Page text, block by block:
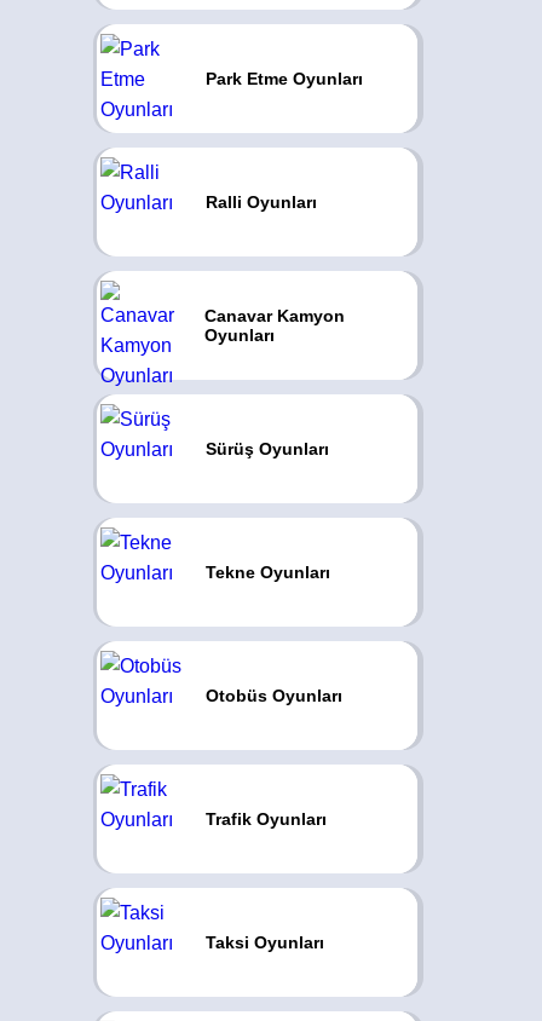
Park Etme Oyunları
Ralli Oyunları
Canavar Kamyon
Oyunları
Sürüş Oyunları
Tekne Oyunları
Otobüs Oyunları
Trafik Oyunları
Taksi Oyunları